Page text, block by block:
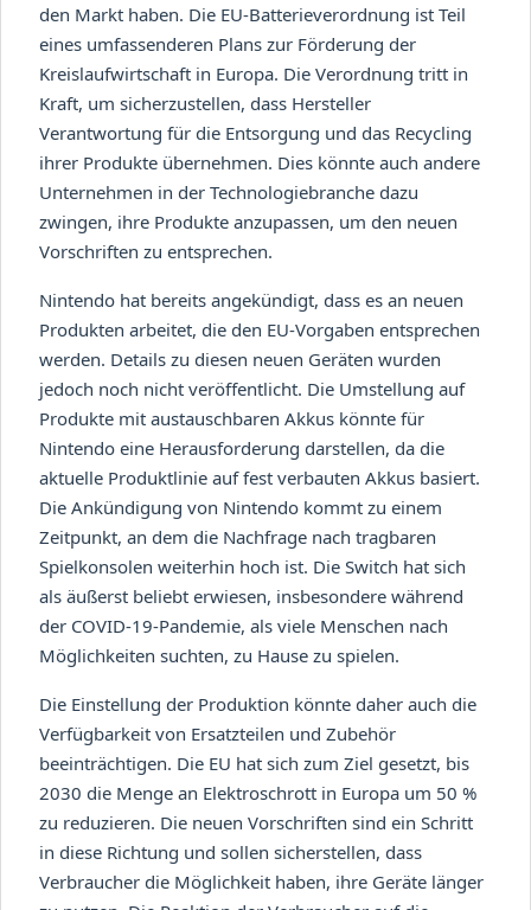
den Markt haben. Die EU-Batterieverordnung ist Teil
eines umfassenderen Plans zur Förderung der
Kreislaufwirtschaft in Europa. Die Verordnung tritt in
Kraft, um sicherzustellen, dass Hersteller
Verantwortung für die Entsorgung und das Recycling
ihrer Produkte übernehmen. Dies könnte auch andere
Unternehmen in der Technologiebranche dazu
zwingen, ihre Produkte anzupassen, um den neuen
Vorschriften zu entsprechen.
Nintendo hat bereits angekündigt, dass es an neuen
Produkten arbeitet, die den EU-Vorgaben entsprechen
werden. Details zu diesen neuen Geräten wurden
jedoch noch nicht veröffentlicht. Die Umstellung auf
Produkte mit austauschbaren Akkus könnte für
Nintendo eine Herausforderung darstellen, da die
aktuelle Produktlinie auf fest verbauten Akkus basiert.
Die Ankündigung von Nintendo kommt zu einem
Zeitpunkt, an dem die Nachfrage nach tragbaren
Spielkonsolen weiterhin hoch ist. Die Switch hat sich
als äußerst beliebt erwiesen, insbesondere während
der COVID-19-Pandemie, als viele Menschen nach
Möglichkeiten suchten, zu Hause zu spielen.
Die Einstellung der Produktion könnte daher auch die
Verfügbarkeit von Ersatzteilen und Zubehör
beeinträchtigen. Die EU hat sich zum Ziel gesetzt, bis
2030 die Menge an Elektroschrott in Europa um 50 %
zu reduzieren. Die neuen Vorschriften sind ein Schritt
in diese Richtung und sollen sicherstellen, dass
Verbraucher die Möglichkeit haben, ihre Geräte länger